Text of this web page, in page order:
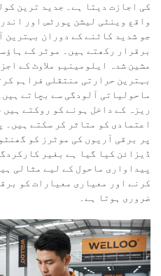
کی اجازت دیتا ہے۔ جدید ترین
واقع وینٹی لیشن پورٹس اور
جو شدید کاٹنے کے دوران بہترین
برقرار رکھتے ہیں۔ موٹر کے
مشین شدہ ایلومینیم ملاوٹ کے
بہترین حرارتی منتقلی فراہم
ماحولیاتی آلودگی سے بچاتے
ریزہ کے داخل ہونے کو روکتے
اعتمادی کو متاثر کر سکتے
پر برقی آریوں کی موٹرز کو
ڈیزائن کیا گیا ہے بغیر
پیداواری ماحول کے لیے مثالی
کرنے اور معیاری معیارات کو
ضروری ہوتا ہے۔